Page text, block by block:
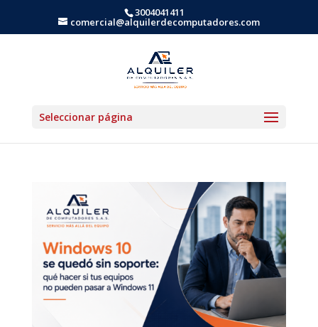
3004041411
comercial@alquilerdecomputadores.com
Seleccionar página